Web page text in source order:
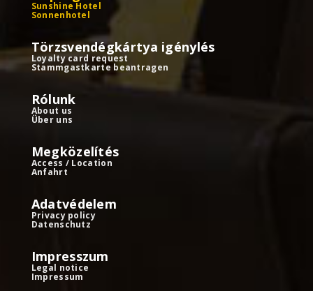
Sunshine Hotel
Sonnenhotel
Törzsvendégkártya igénylés
Loyalty card request
Stammgastkarte beantragen
Rólunk
About us
Über uns
Megközelítés
Access / Location
Anfahrt
Adatvédelem
Privacy policy
Datenschutz
Impresszum
Legal notice
Impressum